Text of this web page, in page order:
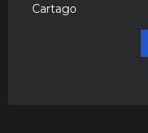
Cartago